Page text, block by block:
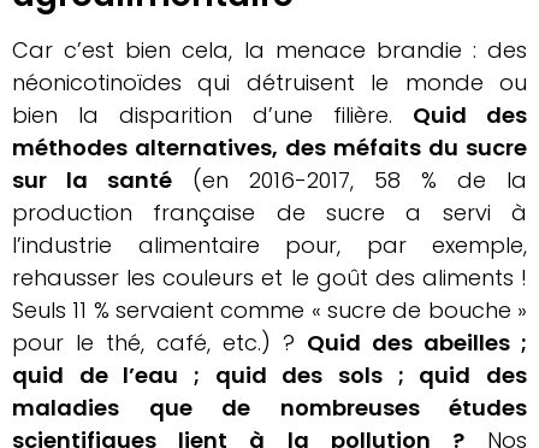
Car c’est bien cela, la menace brandie : des
néonicotinoïdes qui détruisent le monde ou
bien la disparition d’une filière. Quid des
méthodes alternatives, des méfaits du sucre
sur la santé (en 2016-2017, 58 % de la
production française de sucre a servi à
l’industrie alimentaire pour, par exemple,
rehausser les couleurs et le goût des aliments !
Seuls 11 % servaient comme « sucre de bouche »
pour le thé, café, etc.) ? Quid des abeilles ;
quid de l’eau ; quid des sols ; quid des
maladies que de nombreuses études
scientifiques lient à la pollution ?Nos